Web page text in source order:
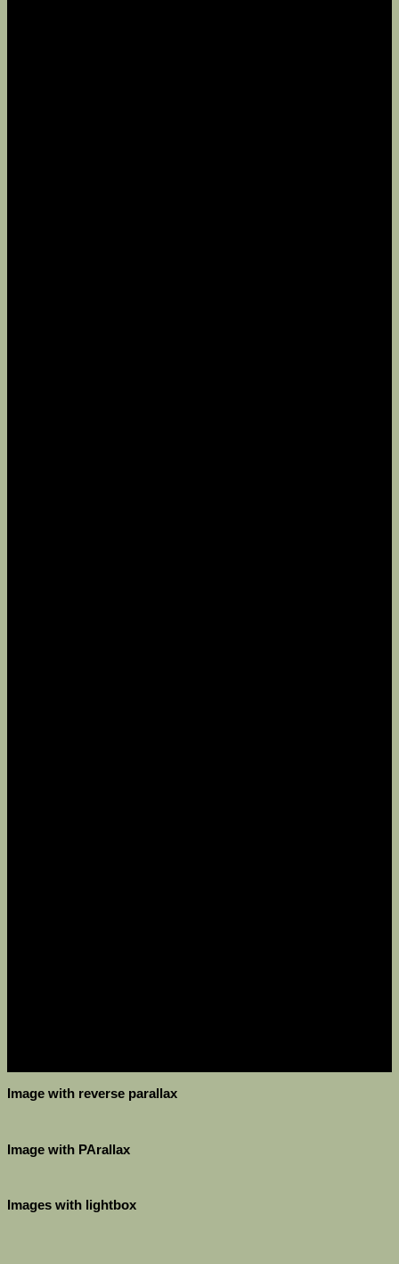
Image with reverse parallax
Image with PArallax
Images with lightbox